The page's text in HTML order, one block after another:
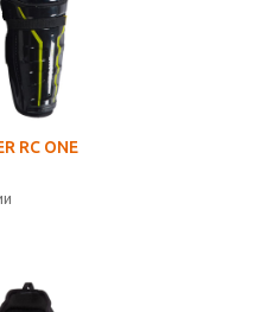
RC ONE